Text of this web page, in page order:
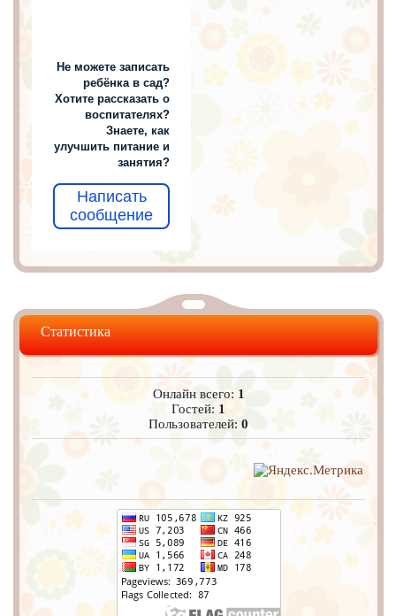
Не можете записать
ребёнка в сад?
Хотите рассказать о
воспитателях?
Знаете, как
улучшить питание и
занятия?
Написать
сообщение
Статистика
Онлайн всего: 1
Гостей: 1
Пользователей:0